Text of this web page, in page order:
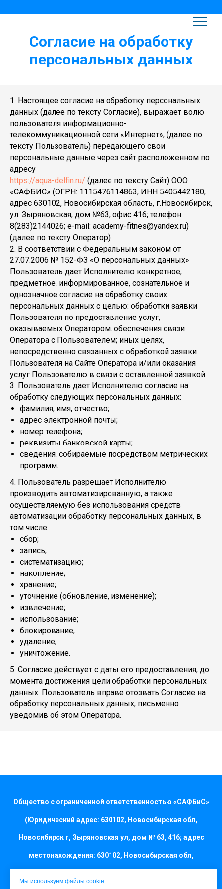
Мы используем файлы cookie
Согласие на обработку
персональных данных
1. Настоящее согласие на обработку персональных
данных (далее по тексту Согласие), выражает волю
пользователя информационно-
телекоммуникационной сети «Интернет», (далее по
тексту Пользователь) передающего свои
персональные данные через сайт расположенном по
адресу
https://aqua-delfin.ru/ (далее по тексту Сайт) ООО
«САФБИС» (ОГРН: 1115476114863, ИНН 5405442180,
адрес 630102, Новосибирская область, г.Новосибирск,
ул. Зыряновская, дом №63, офис 416; телефон
8(283)2144026; e-mail: academy-fitnes@yandex.ru)
(далее по тексту Оператор).
2. В соответствии с Федеральным законом от
27.07.2006 № 152-ФЗ «О персональных данных»
Пользователь дает Исполнителю конкретное,
предметное, информированное, сознательное и
однозначное согласие на обработку своих
персональных данных с целью: обработки заявки
Пользователя по предоставление услуг,
оказываемых Оператором; обеспечения связи
Оператора с Пользователем; иных целях,
непосредственно связанных с обработкой заявки
Пользователя на Сайте Оператора и/или оказания
услуг Пользователю в связи с оставленной заявкой.
3. Пользователь дает Исполнителю согласие на
обработку следующих персональных данных:
фамилия, имя, отчество;
адрес электронной почты;
номер телефона;
реквизиты банковской карты;
сведения, собираемые посредством метрических
программ.
4. Пользователь разрешает Исполнителю
производить автоматизированную, а также
осуществляемую без использования средств
автоматизации обработку персональных данных, в
том числе:
сбор;
запись;
систематизацию;
накопление;
хранение;
уточнение (обновление, изменение);
извлечение;
использование;
блокирование;
удаление;
уничтожение.
5. Согласие действует с даты его предоставления, до
момента достижения цели обработки персональных
данных. Пользователь вправе отозвать Согласие на
обработку персональных данных, письменно
уведомив об этом Оператора.
Общество с ограниченной ответственностью «САФБиС»
(Юридический адрес: 630102, Новосибирская обл,
Новосибирск г, Зыряновская ул, дом № 63, 416; адрес
местонахождения: 630102, Новосибирская обл,